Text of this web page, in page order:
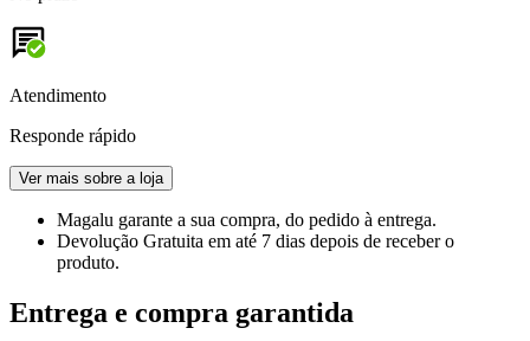
Atendimento
Responde rápido
Ver mais sobre a loja
Magalu garante a sua compra, do pedido à entrega.
Devolução Gratuita em até 7 dias depois de receber o
produto.
Entrega e compra garantida